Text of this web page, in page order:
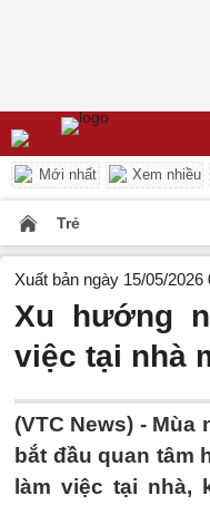
Mới nhất Xem nhiều
Trẻ
Xuất bản ngày 15/05/2026
Xu hướng
việc tại nhà
(VTC News) - Mùa
bắt đầu quan tâm
làm việc tại nhà,